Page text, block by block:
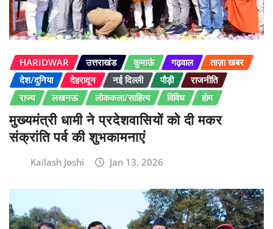
HARIDWAR उत्तराखंड कुमाऊं गढ़वाल
ताज़ा खबर
देश/दुनिया
देहरादून नई दिल्ली पौड़ी
राजनीति
राज्य
लखनऊ लोककला/साहित्य विविध होम
मुख्यमंत्री धामी ने प्रदेशवासियों को दी मकर
संक्रांति पर्व की शुभकामनाएं
Kailash Joshi Jan 13, 2026